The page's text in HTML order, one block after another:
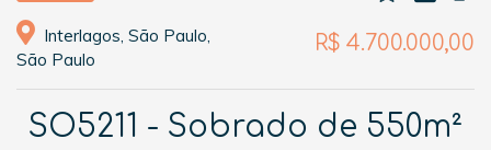
Interlagos, São Paulo,
São Paulo
R$ 4.700.000,00
SO5211 - Sobrado de 550m²